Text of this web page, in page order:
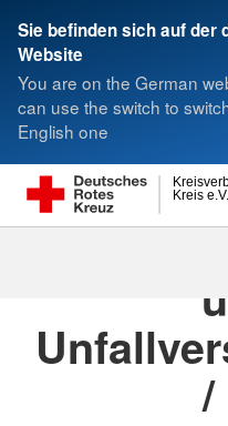
Sie befinden sich auf der
Website
You are on the German
can use the switch to
English one
Kreis e.V.
Suche
/